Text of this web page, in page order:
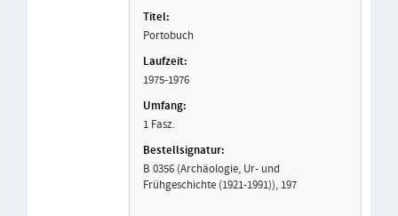
Portobuch
1975-1976
1 Fasz.
B 0356 (Archäologie, Ur- und
Frühgeschichte (1921-1991)), 197